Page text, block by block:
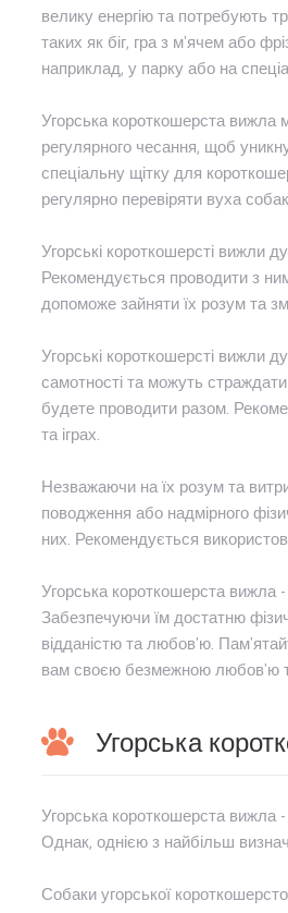
велику енергію та потребують
таких як біг, гра з м'ячем або
наприклад, у парку або на
Угорська короткошерста вижла
регулярного чесання, щоб
спеціальну щітку для
регулярно перевіряти вуха
Угорські короткошерсті вижли
Рекомендується проводити з
допоможе зайняти їх розум та
Угорські короткошерсті вижли
самотності та можуть
будете проводити разом.
та іграх.
Незважаючи на їх розум та
поводження або надмірного
них. Рекомендується
Угорська короткошерста вижла
Забезпечуючи їм достатню
відданістю та любов'ю.
вам своєю безмежною любов'ю
Угорська
Угорська короткошерста вижла
Однак, однією з найбільш
Собаки угорської